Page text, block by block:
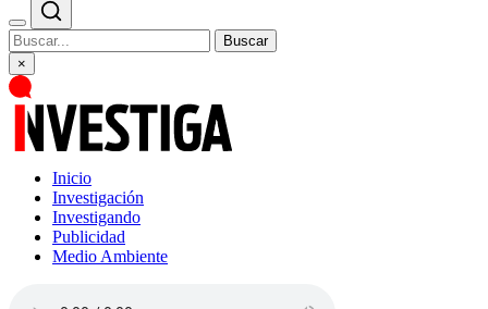
Buscar
×
Inicio
Investigación
Investigando
Publicidad
Medio Ambiente